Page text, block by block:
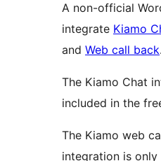
A non-official
integrate Kiamo
and Web call back.
The Kiamo Chat
included in the
The Kiamo web
integration is